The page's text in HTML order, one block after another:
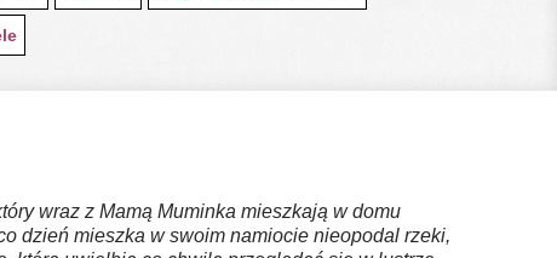
wraz z Mamą Muminka mieszkają w domu
dzień mieszka w swoim namiocie nieopodal rzeki,